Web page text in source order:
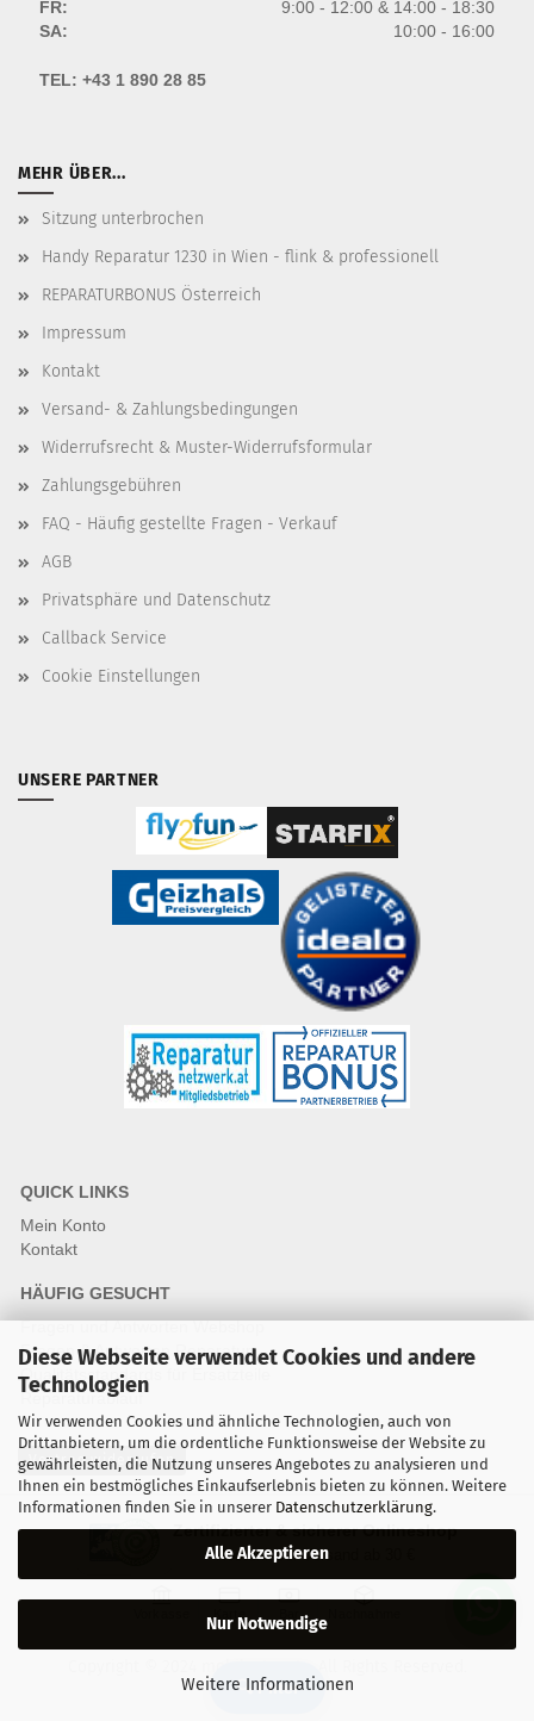
Diese Webseite verwendet Cookies und andere
Technologien
Wir verwenden Cookies und ähnliche Technologien, auch von
Drittanbietern, um die ordentliche Funktionsweise der Website zu
gewährleisten, die Nutzung unseres Angebotes zu analysieren und
Ihnen ein bestmögliches Einkaufserlebnis bieten zu können. Weitere
Informationen finden Sie in unserer Datenschutzerklärung.
Alle Akzeptieren
Nur Notwendige
Weitere Informationen
FR:
9:00 - 12:00 & 14:00 - 18:30
SA:
10:00 - 16:00
TEL: +43 1 890 28 85
MEHR ÜBER...
Sitzung unterbrochen
Handy Reparatur 1230 in Wien - flink & professionell
REPARATURBONUS Österreich
Impressum
Kontakt
Versand- & Zahlungsbedingungen
Widerrufsrecht & Muster-Widerrufsformular
Zahlungsgebühren
FAQ - Häufig gestellte Fragen - Verkauf
AGB
Privatsphäre und Datenschutz
Callback Service
Cookie Einstellungen
UNSERE PARTNER
QUICK LINKS
Mein Konto
Kontakt
HÄUFIG GESUCHT
Fragen und Antworten Webshop
Fragen & Antworten Reparatur
Qualitätsstandards für Ersatzteile
Reparaturablauf
Vertrag widerrufen
Zertifizierter & sicherer Onlineshop
Kostenloser Versand ab 30 €
🔍 Filter